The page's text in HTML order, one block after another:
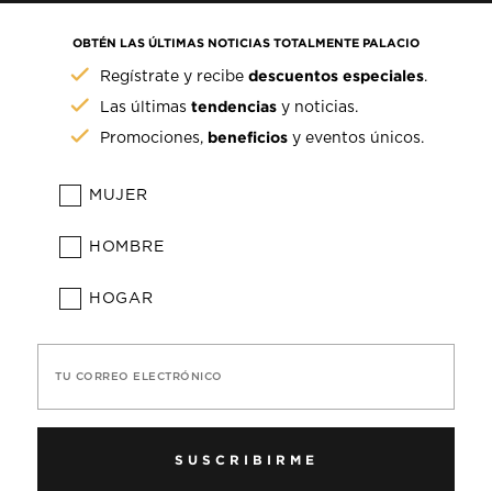
OBTÉN LAS ÚLTIMAS NOTICIAS TOTALMENTE PALACIO
Regístrate y recibedescuentos especiales.
Las últimastendencias y noticias.
Promociones, beneficios y eventos únicos.
MUJER
HOMBRE
HOGAR
TU CORREO ELECTRÓNICO
SUSCRIBIRME